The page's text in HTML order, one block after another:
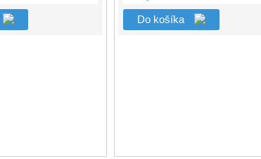
Do košíka